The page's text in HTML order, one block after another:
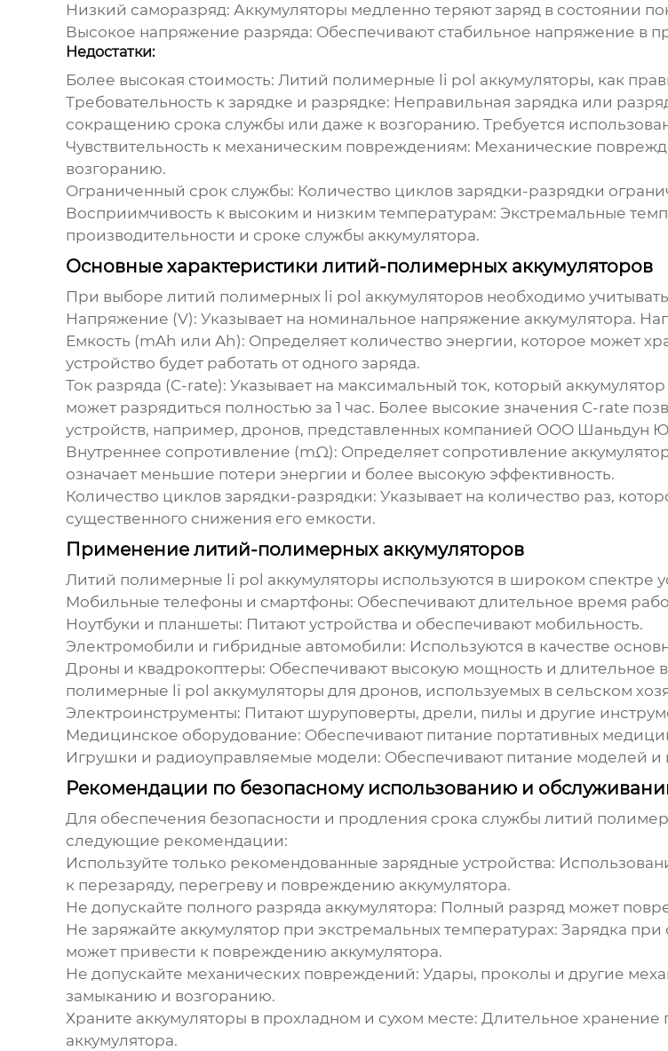
Низкий саморазряд: Аккумуляторы медленно теряют заряд в состоянии
Высокое напряжение разряда: Обеспечивают стабильное напряжение в
Недостатки:
Более высокая стоимость: Литий полимерные li pol аккумуляторы, как
Требовательность к зарядке и разрядке: Неправильная зарядка или
сокращению срока службы или даже к возгоранию. Требуется
Чувствительность к механическим повреждениям: Механические
возгоранию.
Ограниченный срок службы: Количество циклов зарядки-разрядки
Восприимчивость к высоким и низким температурам: Экстремальные
производительности и сроке службы аккумулятора.
Основные характеристики литий-полимерных аккумуляторов
При выборе литий полимерных li pol аккумуляторовнеобходимо
Напряжение (V): Указывает на номинальное напряжение аккумулятора.
Емкость (mAh или Ah): Определяет количество энергии, которое может
устройство будет работать от одного заряда.
Ток разряда (C-rate): Указывает на максимальный ток, который
может разрядиться полностью за 1 час. Более высокие значения C-rate
устройств, например, дронов, представленных компанией ООО Шаньдун
Внутреннее сопротивление (mΩ): Определяет сопротивление
означает меньшие потери энергии и более высокую эффективность.
Количество циклов зарядки-разрядки: Указывает на количество раз,
существенного снижения его емкости.
Применение литий-полимерных аккумуляторов
Литий полимерные li pol аккумуляторы используются в широком спектре
Мобильные телефоны и смартфоны: Обеспечивают длительное время
Ноутбуки и планшеты: Питают устройства и обеспечивают мобильность.
Электромобили и гибридные автомобили: Используются в качестве
Дроны и квадрокоптеры: Обеспечивают высокую мощность и длительное
полимерные li pol аккумуляторы для дронов, используемых в сельском
Электроинструменты: Питают шуруповерты, дрели, пилы и другие
Медицинское оборудование: Обеспечивают питание портативных
Игрушки и радиоуправляемые модели: Обеспечивают питание моделей и
Рекомендации по безопасному использованию и
Для обеспечения безопасности и продления срока службы литий
следующие рекомендации:
Используйте только рекомендованные зарядные устройства:
к перезаряду, перегреву и повреждению аккумулятора.
Не допускайте полного разряда аккумулятора: Полный разряд может
Не заряжайте аккумулятор при экстремальных температурах: Зарядка при
может привести к повреждению аккумулятора.
Не допускайте механических повреждений: Удары, проколы и другие
замыканию и возгоранию.
Храните аккумуляторы в прохладном и сухом месте: Длительное хранение
аккумулятора.